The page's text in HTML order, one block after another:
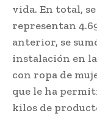
vida. En total,
representan
anterior, se
instalación en
con ropa de
que le ha
kilos de